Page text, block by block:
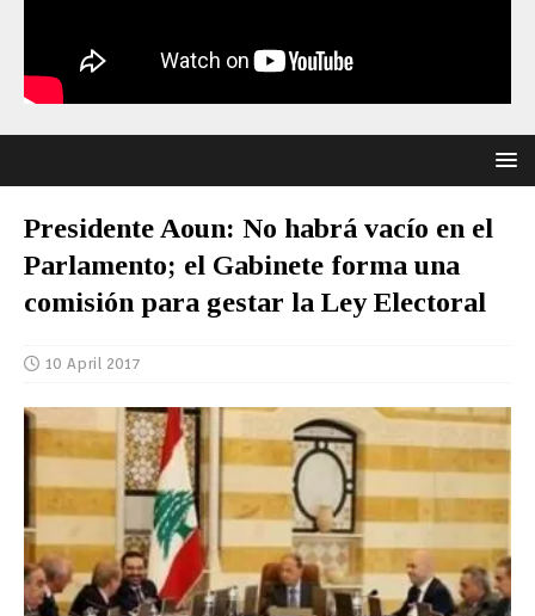
Presidente Aoun: No habrá vacío en el
Parlamento; el Gabinete forma una
comisión para gestar la Ley Electoral
10 April 2017